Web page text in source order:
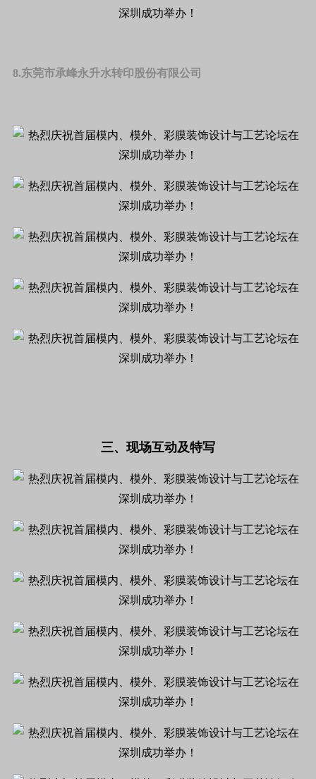
8.东莞市承峰永升水转印股份有限公司
三、现场互动及特写